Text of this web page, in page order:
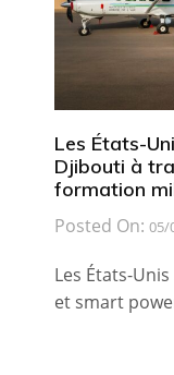
Les États-
Djibouti à
formation
Posted On: 05/
Les États-
et smart